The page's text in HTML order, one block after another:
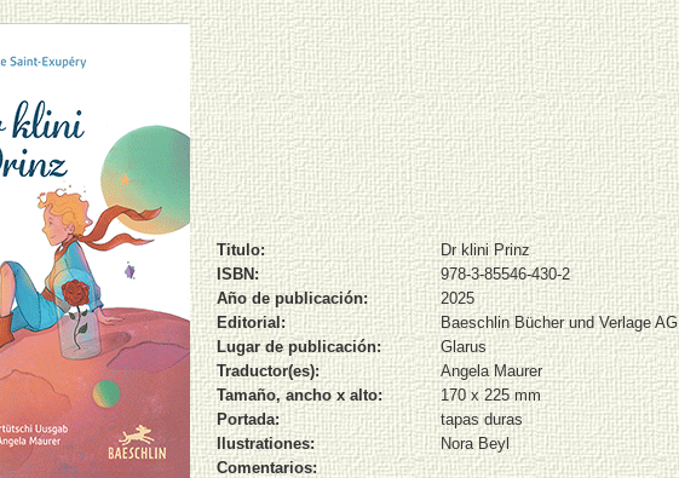
Titulo:
Dr klini Prinz
ISBN:
978-3-85546-430-2
Año de publicación:
2025
Editorial:
Baeschlin Bücher und Verlage AG
Lugar de publicación:
Glarus
Traductor(es):
Angela Maurer
Tamaño, ancho x alto:
170 x 225 mm
Portada:
tapas duras
Ilustrationes:
Nora Beyl
Comentarios: